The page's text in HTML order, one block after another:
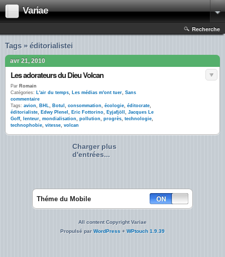
Variae
Recherche
Tags » éditorialistei
avr 21, 2010
Les adorateurs du Dieu Volcan
Par Romain
Catégories: L'air du temps, Les médias m'ont tuer, Sans
commentaire
Tags: avion, BHL, Botul , consommation, écologie, éditocrate,
éditorialiste, Edwy Plenel , Eric Fottorino, Eyjafjöll , Jacques Le
Goff, lenteur, mondialisation, pollution, progrès, technologie,
technophobie, vitesse, volcan
Charger plus
d'entrées...
Théme du Mobile
All content Copyright Variae
Propulsé parWordPress + WPtouch 1.9.39